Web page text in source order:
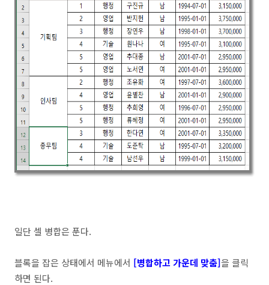
일단 셀 병합은 푼다.
블록을 잡은 상태에서 메뉴에서 [병합하고 가운데 맞춤]을 클릭
하면 된다.